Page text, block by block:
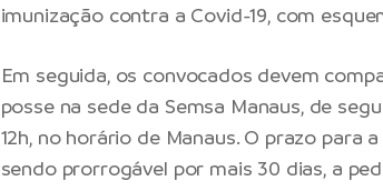
imunização contra a Covid-19, com
Em seguida, os convocados devem
posse na sede da Semsa Manaus, de
12h, no horário de Manaus. O prazo para
sendo prorrogável por mais 30 dias, a